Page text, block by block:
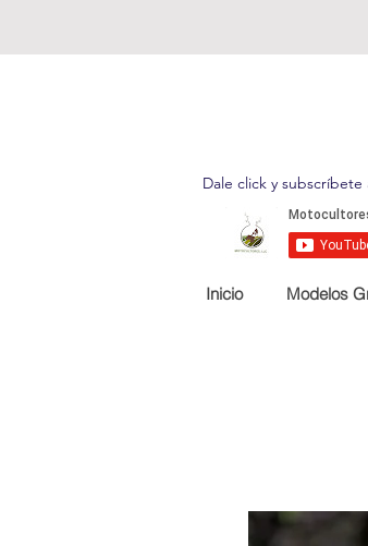
Dale click y subscríbete
Inicio Modelos